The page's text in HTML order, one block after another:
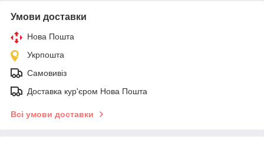
Умови доставки
Нова Пошта
Укрпошта
Самовивіз
Доставка кур'єром Нова Пошта
Всі умови доставки